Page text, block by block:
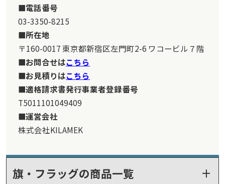
短納期
【サービスに関する満足度の理由】
めっちゃカッコいいです！
【商品に関する満足度の理由】
安くて見た目もよくて
大満足でした！
【どんなことに利用されましたか？】
卒業式
【ご注文前に困っていることはありましたか？また、それは解決され
電話番号
03-3350-8215
所在地
〒160-0017 東京都新宿区左門町2-6 ワコービル７階
お問合せはこちら
お見積りはこちら
適格請求書発行事業者登録番号
T5011101049409
運営会社
株式会社KILAMEK
旗・フラッグの商品一覧